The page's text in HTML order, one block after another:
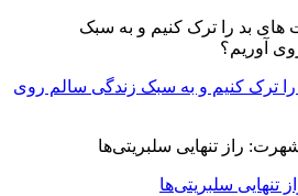
ترک کنیم و به سبک زندگی سالم روی
سلبریتی‌ها